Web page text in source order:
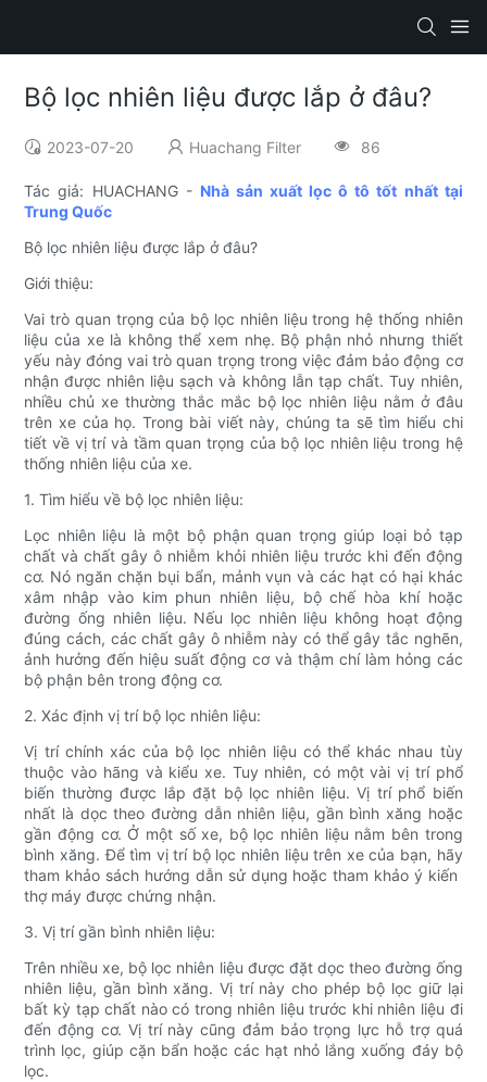
Bộ lọc nhiên liệu được lắp ở đâu?
2023-07-20 Huachang Filter 86
Tác giả: HUACHANG - Nhà sản xuất lọc ô tô tốt nhất tại
Trung Quốc
Bộ lọc nhiên liệu được lắp ở đâu?
Giới thiệu:
Vai trò quan trọng của bộ lọc nhiên liệu trong hệ thống nhiên
liệu của xe là không thể xem nhẹ. Bộ phận nhỏ nhưng thiết
yếu này đóng vai trò quan trọng trong việc đảm bảo động cơ
nhận được nhiên liệu sạch và không lẫn tạp chất. Tuy nhiên,
nhiều chủ xe thường thắc mắc bộ lọc nhiên liệu nằm ở đâu
trên xe của họ. Trong bài viết này, chúng ta sẽ tìm hiểu chi
tiết về vị trí và tầm quan trọng của bộ lọc nhiên liệu trong hệ
thống nhiên liệu của xe.
1. Tìm hiểu về bộ lọc nhiên liệu:
Lọc nhiên liệu là một bộ phận quan trọng giúp loại bỏ tạp
chất và chất gây ô nhiễm khỏi nhiên liệu trước khi đến động
cơ. Nó ngăn chặn bụi bẩn, mảnh vụn và các hạt có hại khác
xâm nhập vào kim phun nhiên liệu, bộ chế hòa khí hoặc
đường ống nhiên liệu. Nếu lọc nhiên liệu không hoạt động
đúng cách, các chất gây ô nhiễm này có thể gây tắc nghẽn,
ảnh hưởng đến hiệu suất động cơ và thậm chí làm hỏng các
bộ phận bên trong động cơ.
2. Xác định vị trí bộ lọc nhiên liệu:
Vị trí chính xác của bộ lọc nhiên liệu có thể khác nhau tùy
thuộc vào hãng và kiểu xe. Tuy nhiên, có một vài vị trí phổ
biến thường được lắp đặt bộ lọc nhiên liệu. Vị trí phổ biến
nhất là dọc theo đường dẫn nhiên liệu, gần bình xăng hoặc
gần động cơ. Ở một số xe, bộ lọc nhiên liệu nằm bên trong
bình xăng. Để tìm vị trí bộ lọc nhiên liệu trên xe của bạn, hãy
tham khảo sách hướng dẫn sử dụng hoặc tham khảo ý kiến ​​
thợ máy được chứng nhận.
3. Vị trí gần bình nhiên liệu:
Trên nhiều xe, bộ lọc nhiên liệu được đặt dọc theo đường ống
nhiên liệu, gần bình xăng. Vị trí này cho phép bộ lọc giữ lại
bất kỳ tạp chất nào có trong nhiên liệu trước khi nhiên liệu đi
đến động cơ. Vị trí này cũng đảm bảo trọng lực hỗ trợ quá
trình lọc, giúp cặn bẩn hoặc các hạt nhỏ lắng xuống đáy bộ
lọc.